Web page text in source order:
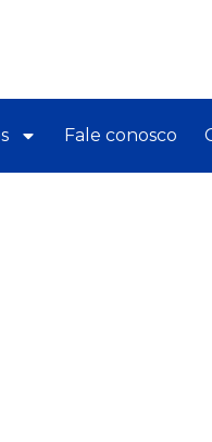
Fale conosco